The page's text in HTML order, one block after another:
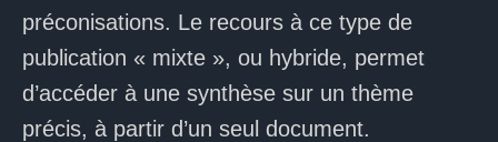
préconisations. Le recours à ce type de
publication « mixte », ou hybride, permet
d’accéder à une synthèse sur un thème
précis, à partir d’un seul document.